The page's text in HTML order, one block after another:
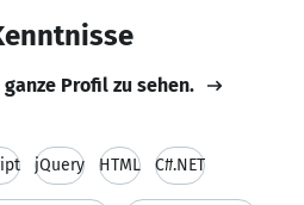
Profil zu sehen.
jQuery HTML C#.NET